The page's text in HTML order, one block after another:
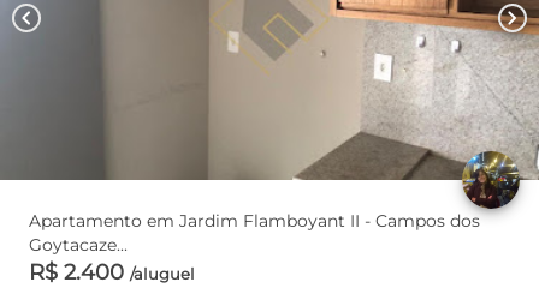
chevron_left chevron_right
Apartamento em Jardim Flamboyant II - Campos dos
Goytacaze...
R$ 2.400 /aluguel